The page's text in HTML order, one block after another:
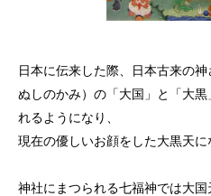
日本に伝来した際、日本古来の神
ぬしのかみ）の「大国」と「大
れるようになり、
現在の優しいお顔をした大黒天に
神社にまつられる七福神では大国